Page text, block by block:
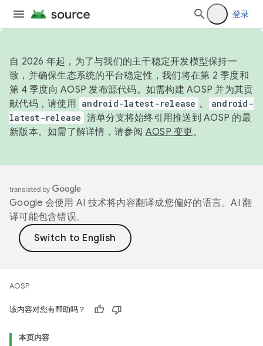
登录
自 2026 年起，为了与我们的主干稳定开发模型保持一
致，并确保生态系统的平台稳定性，我们将在第 2 季度和
第 4 季度向 AOSP 发布源代码。如需构建 AOSP 并为其贡
献代码，请使用 android-latest-release 。
android-
latest-release 清单分支将始终引用推送到 AOSP 的最
新版本。如需了解详情，请参阅 AOSP 变更。
Google 会使用 AI 技术将内容翻译成您偏好的语言。AI 翻
译可能包含错误。
AOSP
该内容对您有帮助吗？
本页内容